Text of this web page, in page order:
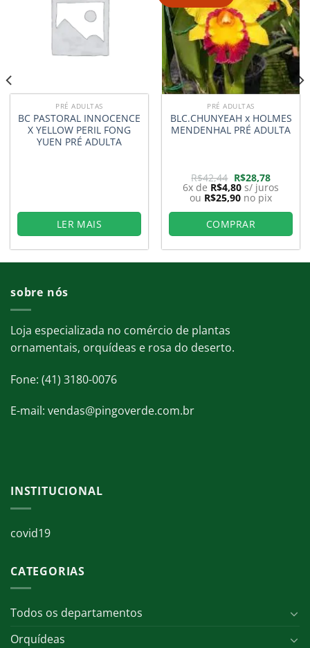
PRÉ ADULTAS
BC PASTORAL INNOCENCE
X YELLOW PERIL FONG
YUEN PRÉ ADULTA
LER MAIS
PRÉ ADULTAS
BLC.CHUNYEAH x HOLMES
MENDENHAL PRÉ ADULTA
R$42,44 O
preço
original
era:
R$42,44.
R$28,78O
preço
atual
é:
R$28,78.
6x de R$4,80 s/ juros
ou R$25,90 no pix
COMPRAR
sobre nós
Loja especializada no comércio de plantas
ornamentais, orquídeas e rosa do deserto.
Fone: (41) 3180-0076
E-mail: vendas@pingoverde.com.br
INSTITUCIONAL
covid19
CATEGORIAS
Todos os departamentos
Orquídeas